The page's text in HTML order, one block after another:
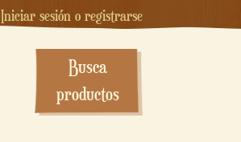
Iniciar sesión o registrarse
Busca
productos